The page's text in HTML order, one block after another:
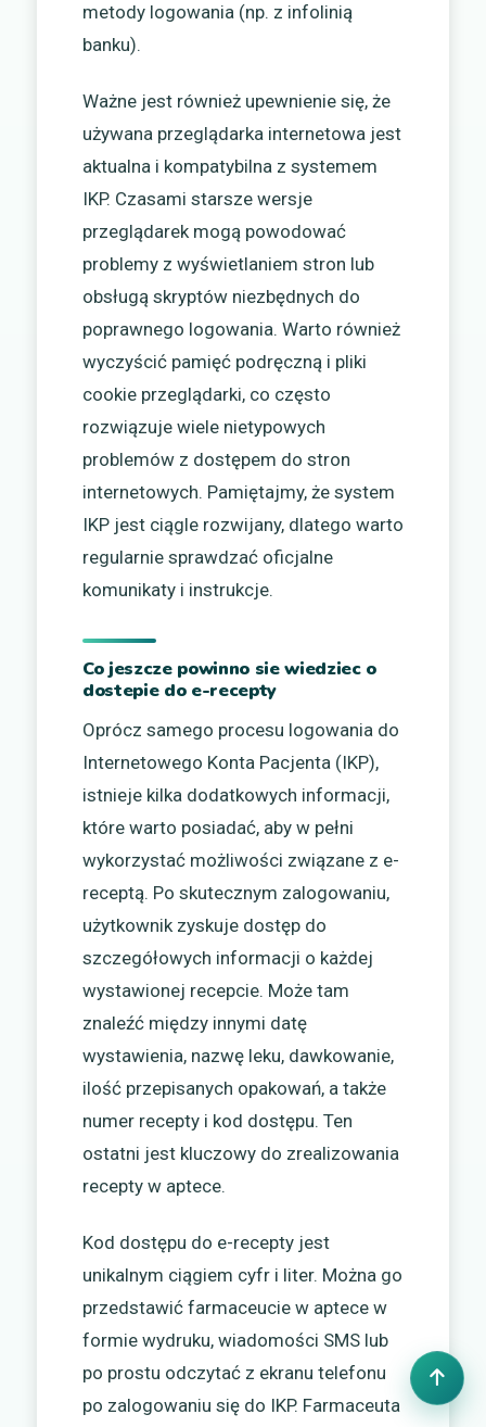
metody logowania (np. z infolinią
banku).
Ważne jest również upewnienie się, że
używana przeglądarka internetowa jest
aktualna i kompatybilna z systemem
IKP. Czasami starsze wersje
przeglądarek mogą powodować
problemy z wyświetlaniem stron lub
obsługą skryptów niezbędnych do
poprawnego logowania. Warto również
wyczyścić pamięć podręczną i pliki
cookie przeglądarki, co często
rozwiązuje wiele nietypowych
problemów z dostępem do stron
internetowych. Pamiętajmy, że system
IKP jest ciągle rozwijany, dlatego warto
regularnie sprawdzać oficjalne
komunikaty i instrukcje.
Co jeszcze powinno sie wiedziec o
dostepie do e-recepty
Oprócz samego procesu logowania do
Internetowego Konta Pacjenta (IKP),
istnieje kilka dodatkowych informacji,
które warto posiadać, aby w pełni
wykorzystać możliwości związane z e-
receptą. Po skutecznym zalogowaniu,
użytkownik zyskuje dostęp do
szczegółowych informacji o każdej
wystawionej recepcie. Może tam
znaleźć między innymi datę
wystawienia, nazwę leku, dawkowanie,
ilość przepisanych opakowań, a także
numer recepty i kod dostępu. Ten
ostatni jest kluczowy do zrealizowania
recepty w aptece.
Kod dostępu do e-recepty jest
unikalnym ciągiem cyfr i liter. Można go
przedstawić farmaceucie w aptece w
formie wydruku, wiadomości SMS lub
po prostu odczytać z ekranu telefonu
po zalogowaniu się do IKP. Farmaceuta